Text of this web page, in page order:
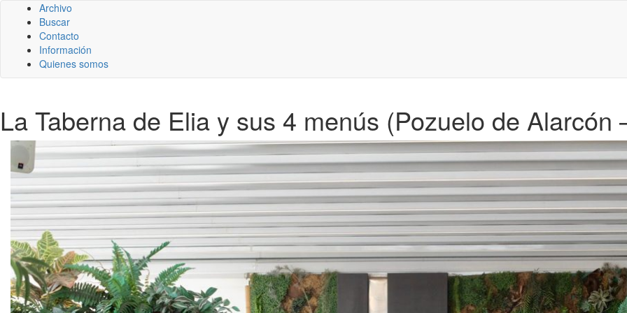
Archivo
Buscar
Contacto
Información
Quienes somos
La Taberna de Elia y sus 4 menús (Pozuelo de Alarcón